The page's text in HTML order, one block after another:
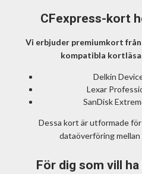
CFexpress-kort
Vi erbjuder premiumkort
kompatibla
Delkin
Lexar
SanDisk
Dessa kort är utformade
dataöverföring mellan
För dig som vill